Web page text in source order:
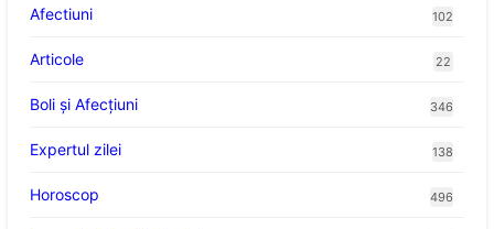
Afectiuni
102
Articole 22
Boli și Afecțiuni 346
Expertul zilei 138
Horoscop 496